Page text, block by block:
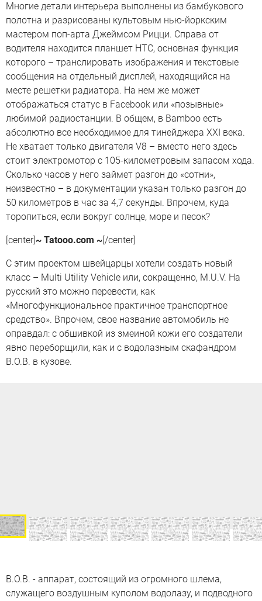
Многие детали интерьера выполнены из бамбукового
полотна и разрисованы культовым нью-йоркским
мастером поп-арта Джеймсом Рицци. Справа от
водителя находится планшет HTC, основная функция
которого – транслировать изображения и текстовые
сообщения на отдельный дисплей, находящийся на
месте решетки радиатора. На нем же может
отображаться статус в Facebook или «позывные»
любимой радиостанции. В общем, в Bamboo есть
абсолютно все необходимое для тинейджера XXI века.
Не хватает только двигателя V8 – вместо него здесь
стоит электромотор с 105-километровым запасом хода.
Сколько часов у него займет разгон до «сотни»,
неизвестно – в документации указан только разгон до
50 километров в час за 4,7 секунды. Впрочем, куда
торопиться, если вокруг солнце, море и песок?
[center] ~ Tatooo.com ~ [/center]
С этим проектом швейцарцы хотели создать новый
класс – Multi Utility Vehicle или, сокращенно, M.U.V. На
русский это можно перевести, как
«Многофункциональное практичное транспортное
средство». Впрочем, свое название автомобиль не
оправдал: с обшивкой из змеиной кожи его создатели
явно переборщили, как и с водолазным скафандром
B.O.B. в кузове.
В.О.В. - аппарат, состоящий из огромного шлема,
служащего воздушным куполом водолазу, и подводного